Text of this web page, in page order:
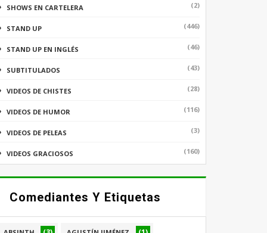
SHOWS EN CARTELERA (2)
STAND UP (446)
STAND UP EN INGLÉS (46)
SUBTITULADOS (43)
VIDEOS DE CHISTES (28)
VIDEOS DE HUMOR (116)
VIDEOS DE PELEAS (3)
VIDEOS GRACIOSOS (160)
Comediantes Y Etiquetas